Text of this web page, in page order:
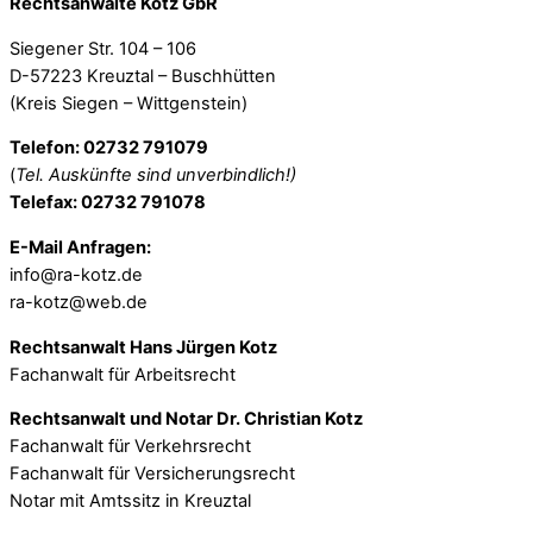
Siegener Str. 104 – 106
D-57223 Kreuztal – Buschhütten
(Kreis Siegen – Wittgenstein)
Telefon: 02732 791079
(Tel. Auskünfte sind unverbindlich!)
Telefax: 02732 791078
E-Mail Anfragen:
info@ra-kotz.de
ra-kotz@web.de
Rechtsanwalt Hans Jürgen Kotz
Fachanwalt für Arbeitsrecht
Rechtsanwalt und Notar Dr. Christian Kotz
Fachanwalt für Verkehrsrecht
Fachanwalt für Versicherungsrecht
Notar mit Amtssitz in Kreuztal